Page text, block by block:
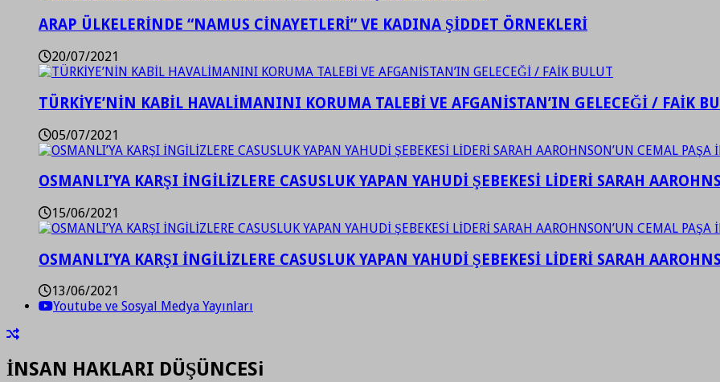
ARAP ÜLKELERİNDE “NAMUS CİNAYETLERİ” VE KADINA ŞİDDET ÖRNEKLERİ
20/07/2021
TÜRKİYE’NİN KABİL HAVALİMANINI KORUMA TALEBİ VE AFGANİSTAN’IN GELECEĞİ / FAİK
05/07/2021
OSMANLI’YA KARŞI İNGİLİZLERE CASUSLUK YAPAN YAHUDİ ŞEBEKESİ LİDERİ SARAH
15/06/2021
OSMANLI’YA KARŞI İNGİLİZLERE CASUSLUK YAPAN YAHUDİ ŞEBEKESİ LİDERİ SARAH
13/06/2021
Youtube ve Sosyal Medya Yayınları
İNSAN HAKLARI DÜŞÜNCESi